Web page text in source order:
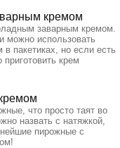
кремом
заварным кремом.
можно использовать
в пакетиках, но если есть
крем
что просто таят во
назвать с натяжкой,
пирожные с